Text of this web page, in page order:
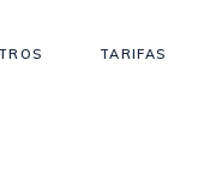
TARIFAS